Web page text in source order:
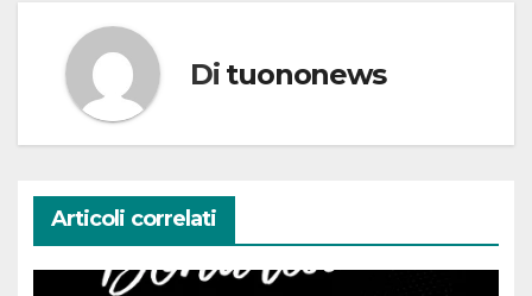
Di tuononews
Articoli correlati